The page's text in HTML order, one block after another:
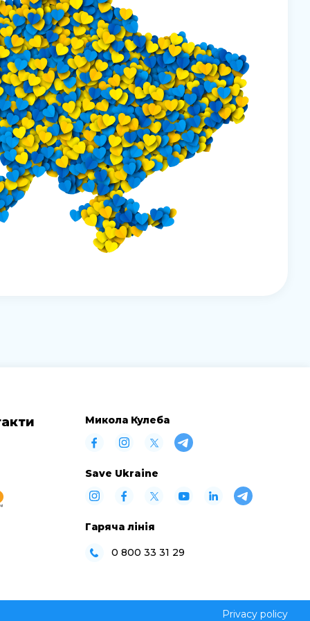
Микола Кулеба
Save Ukraine
Гаряча лінія
0 800 33 31 29
Privacy policy